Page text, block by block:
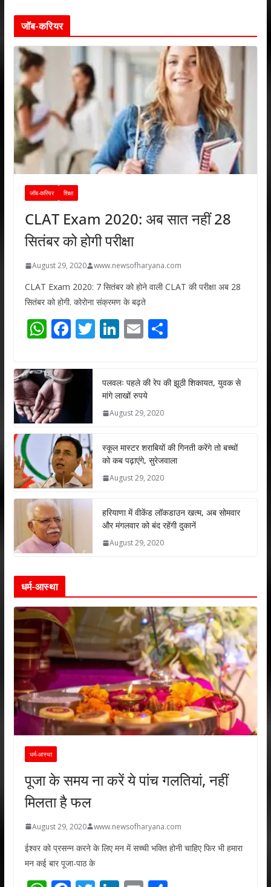
जॉब-करियर
जॉब-करियर शिक्षा
CLAT Exam 2020: अब सात नहीं 28
सितंबर को होगी परीक्षा
August 29, 2020 www.newsofharyana.com
CLAT Exam 2020: 7 सितंबर को होने वाली CLAT की परीक्षा अब 28
सितंबर को होगी. कोरोना संक्रमण के बढ़ते
W
at
s
A
p
p
F
e
b
o
k
T
er
Li
e
dI
n
E
l
S
e
पलवलः पहले की रेप की झूठी शिकायत, युवक से
मांगे लाखों रुपये
August 29, 2020
स्कूल मास्टर शराबियों की गिनती करेंगे तो बच्चों
को कब पढ़ाएंगे, सुरेजवाला
August 29, 2020
हरियाणा में वीकेंड लॉकडाउन खत्म, अब सोमवार
और मंगलवार को बंद रहेंगी दुकानें
August 29, 2020
धर्म-आस्था
धर्म-आस्था
पूजा के समय ना करें ये पांच गलतियां, नहीं
मिलता है फल
August 29, 2020 www.newsofharyana.com
ईश्वर को प्रसन्न करने के लिए मन में सच्ची भक्ति होनी चाहिए फिर भी हमारा
मन कई बार पूजा-पाठ के